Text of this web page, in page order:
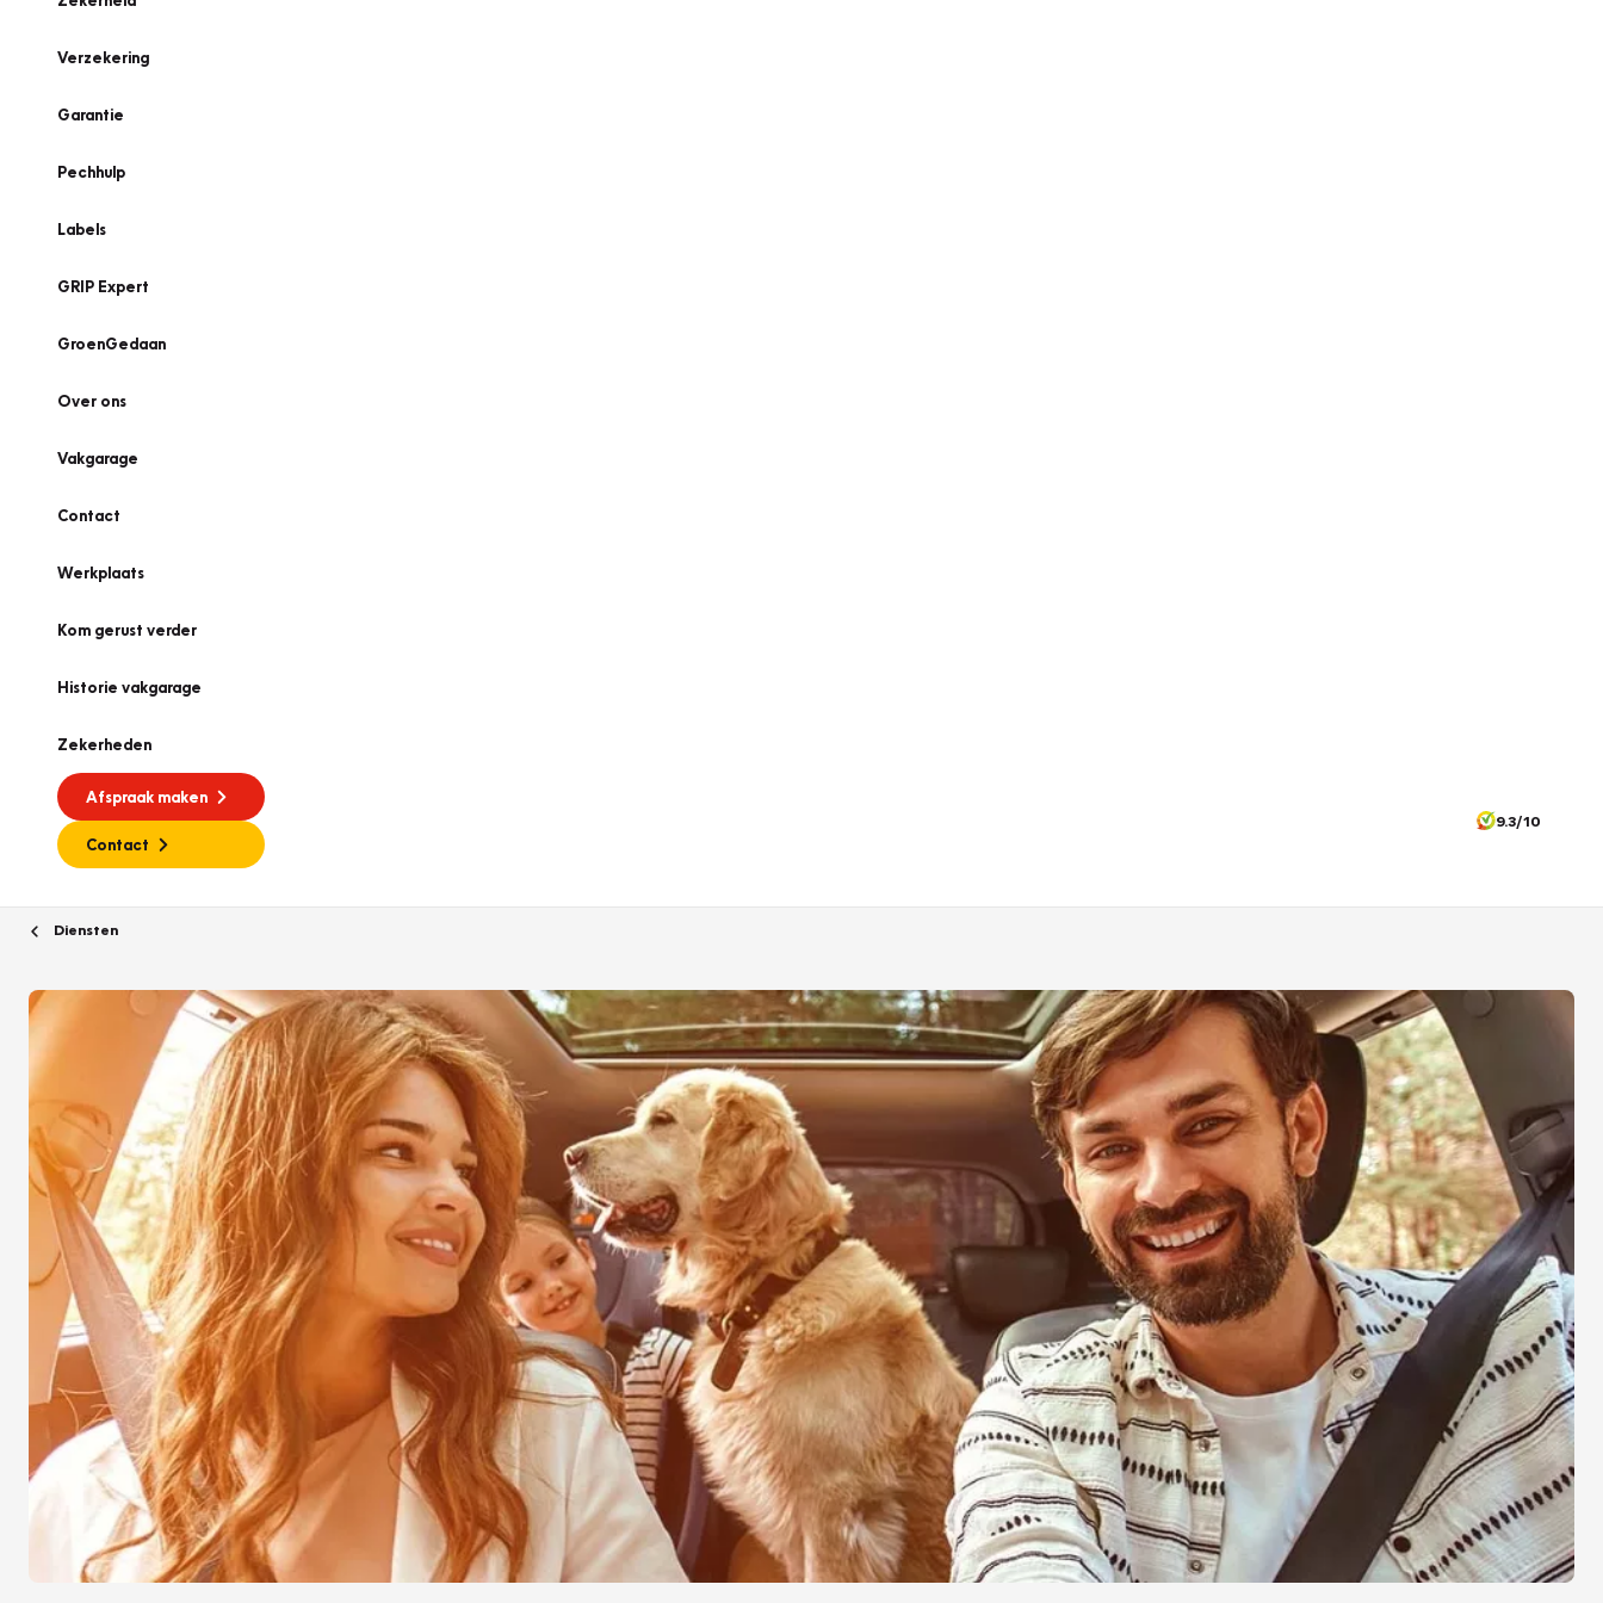
Verzekering
Garantie
Pechhulp
Labels
GRIP Expert
GroenGedaan
Over ons
Vakgarage
Contact
Werkplaats
Kom gerust verder
Historie vakgarage
Zekerheden
Afspraak maken
Contact
9.3/10
Diensten